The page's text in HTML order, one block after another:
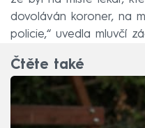
dovoláván koroner, na
policie,“ uvedla mluvčí
Čtěte také